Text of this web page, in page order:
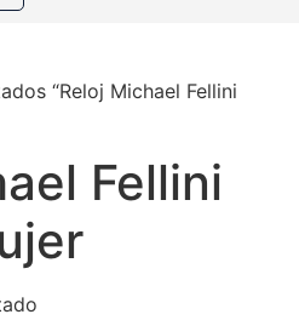
“Reloj Michael Fellini
Fellini